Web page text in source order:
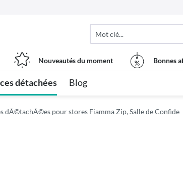
Nouveautés du moment Bonnes
détachées Blog
dÃ©tachÃ©es pour stores Fiamma Zip, Salle de Confide